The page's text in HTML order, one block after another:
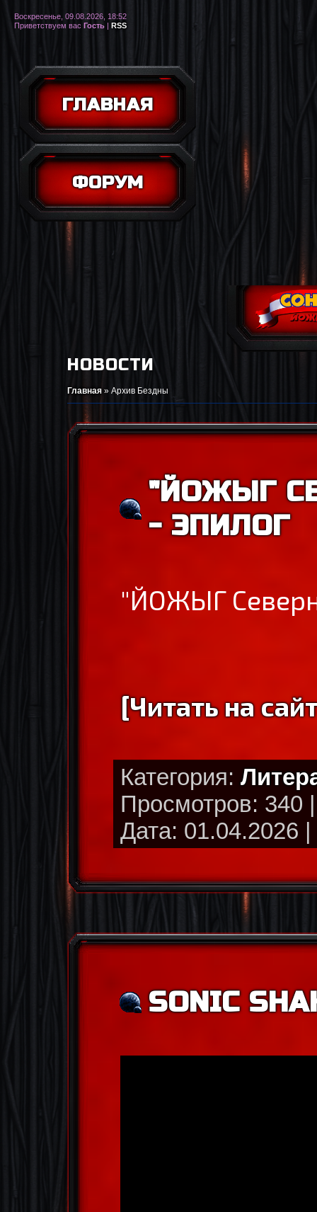
ГЛАВНАЯ
ФОРУМ
Воскресенье, 09.08.2026, 18:52
Приветствуем вас Гость | RSS
НОВОСТИ
Главная » Архив Бездны
"ЙОЖЫГ
- ЭПИЛОГ
"ЙОЖЫГ
[Читать на
Категория:
Просмотров: 340
Дата: 01.04.2026 |
SONIC